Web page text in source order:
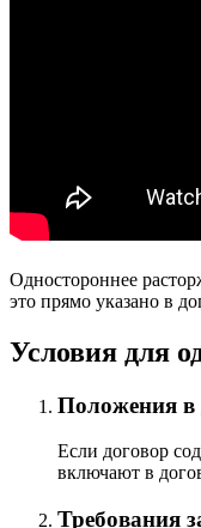
Одностороннее
это прямо указано в
Условия для
Положения в
Если договор
включают в
Требования